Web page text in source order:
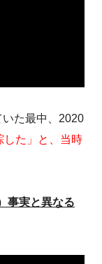
た最中、2020
した」と、当時
事実と異なる